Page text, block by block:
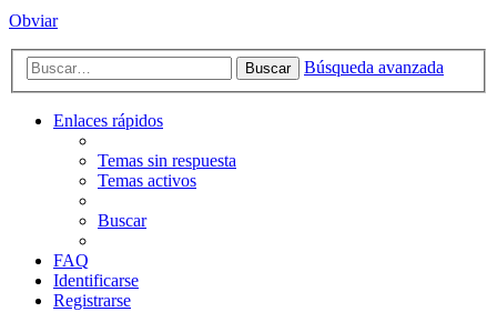
Obviar
Buscar Búsqueda avanzada
Enlaces rápidos
Temas sin respuesta
Temas activos
Buscar
FAQ
Identificarse
Registrarse